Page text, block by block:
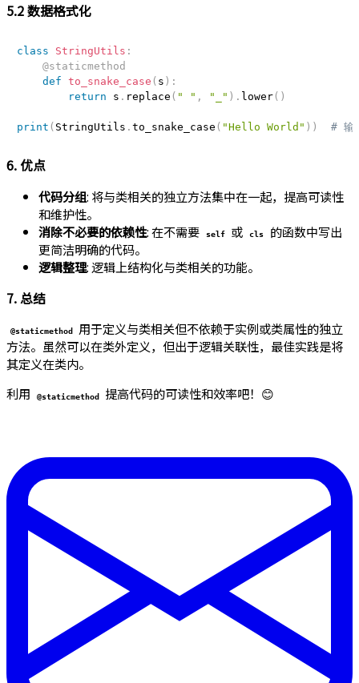
5.2 数据格式化
class StringUtils :
@staticmethod
def to_snake_case ( s ) :
return s . replace ( " " , "_" ) . lower( )
print ( StringUtils . to_snake_case ( "Hello World" ) ) # 输
6. 优点
代码分组: 将与类相关的独立方法集中在一起，提高可读性
和维护性。
消除不必要的依赖性: 在不需要 self 或 cls
的函数中写出
更简洁明确的代码。
逻辑整理: 逻辑上结构化与类相关的功能。
7. 总结
@staticmethod
用于定义与类相关但不依赖于实例或类属性的独立
方法。虽然可以在类外定义，但出于逻辑关联性，最佳实践是将
其定义在类内。
利用
@staticmethod 提高代码的可读性和效率吧！😊